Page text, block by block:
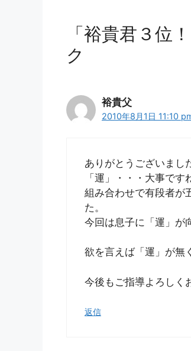
「裕貴君３位
ク
裕貴父
2010年8月1日 11:10
ありがとうございまし
「運」・・・大事です
組み合わせで有段者が
た。
今回は息子に「運」が
欲を言えば「運」が無
今後もご指導よろしく
返信